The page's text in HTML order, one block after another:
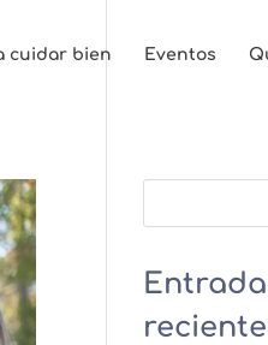
cuidar bien Eventos